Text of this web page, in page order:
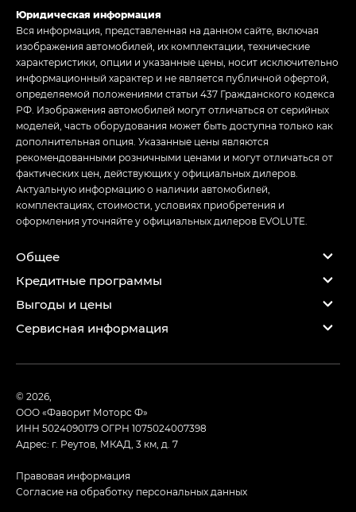
Юридическая информация
Вся информация, представленная на данном сайте, включая
изображения автомобилей, их комплектации, технические
характеристики, опции и указанные цены, носит исключительно
информационный характер и не является публичной офертой,
определяемой положениями статьи 437 Гражданского кодекса
РФ. Изображения автомобилей могут отличаться от серийных
моделей, часть оборудования может быть доступна только как
дополнительная опция. Указанные цены являются
рекомендованными розничными ценами и могут отличаться от
фактических цен, действующих у официальных дилеров.
Актуальную информацию о наличии автомобилей,
комплектациях, стоимости, условиях приобретения и
оформления уточняйте у официальных дилеров EVOLUTE.
Общее
Кредитные программы
Выгоды и цены
Сервисная информация
© 2026,
ООО «Фаворит Моторс Ф»
ИНН 5024090179ОГРН 1075024007398
Адрес: г. Реутов, МКАД, 3 км, д. 7
Правовая информация
Согласие на обработку персональных данных